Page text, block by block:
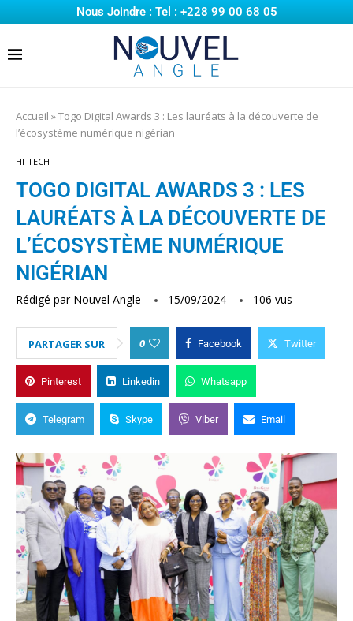
Nous Joindre : Tel : +228 99 00 68 05
Accueil »Togo Digital Awards 3 : Les lauréats à la découverte de
l’écosystème numérique nigérian
HI-TECH
TOGO DIGITAL AWARDS 3 : LES
LAURÉATS À LA DÉCOUVERTE DE
L’ÉCOSYSTÈME NUMÉRIQUE
NIGÉRIAN
Rédigé par Nouvel Angle 15/09/2024 106 vus
PARTAGER SUR 0 Facebook Twitter
Pinterest Linkedin Whatsapp
Telegram Skype Viber Email